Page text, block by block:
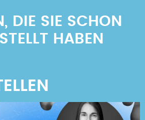
DIE SIE SCHON
HABEN